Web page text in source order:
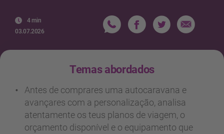
4 min
03.07.2026
Temas abordados
Antes de comprares uma autocaravana e
avançares com a personalização, analisa
atentamente os teus planos de viagem, o
orçamento disponível e o equipamento que